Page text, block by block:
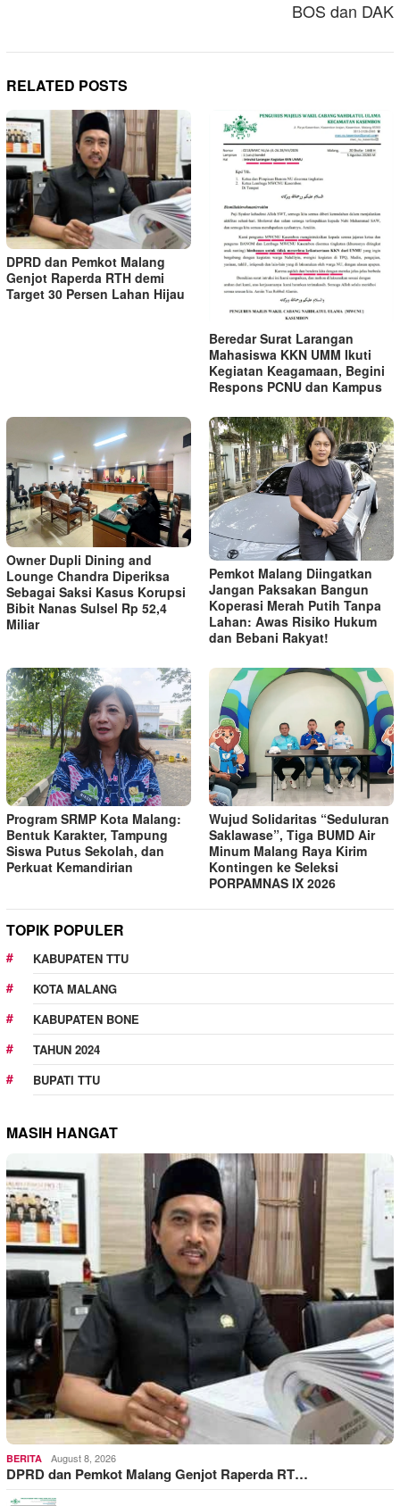
BOS dan DAK
RELATED POSTS
DPRD dan Pemkot Malang
Genjot Raperda RTH demi
Target 30 Persen Lahan Hijau
Beredar Surat Larangan
Mahasiswa KKN UMM Ikuti
Kegiatan Keagamaan, Begini
Respons PCNU dan Kampus
Owner Dupli Dining and
Lounge Chandra Diperiksa
Sebagai Saksi Kasus Korupsi
Bibit Nanas Sulsel Rp 52,4
Miliar
Pemkot Malang Diingatkan
Jangan Paksakan Bangun
Koperasi Merah Putih Tanpa
Lahan: Awas Risiko Hukum
dan Bebani Rakyat!
Program SRMP Kota Malang:
Bentuk Karakter, Tampung
Siswa Putus Sekolah, dan
Perkuat Kemandirian
Wujud Solidaritas “Seduluran
Saklawase”, Tiga BUMD Air
Minum Malang Raya Kirim
Kontingen ke Seleksi
PORPAMNAS IX 2026
TOPIK POPULER
KABUPATEN TTU
KOTA MALANG
KABUPATEN BONE
TAHUN 2024
BUPATI TTU
MASIH HANGAT
BERITA August 8, 2026
DPRD dan Pemkot Malang Genjot Raperda RT…